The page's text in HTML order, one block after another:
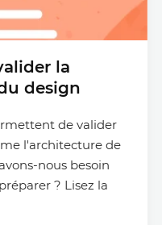
la
design
de valider
l'architecture de
nous besoin
? Lisez la